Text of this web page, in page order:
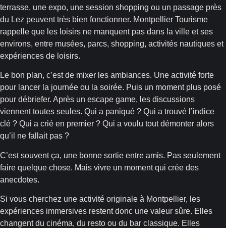
terrasse, une expo, une session shopping ou un passage près
du Lez peuvent très bien fonctionner. Montpellier Tourisme
rappelle que les loisirs ne manquent pas dans la ville et ses
environs, entre musées, parcs, shopping, activités nautiques et
expériences de loisirs.
Le bon plan, c’est de mixer les ambiances. Une activité forte
pour lancer la journée ou la soirée. Puis un moment plus posé
pour débriefer. Après un escape game, les discussions
viennent toutes seules. Qui a paniqué ? Qui a trouvé l’indice
clé ? Qui a crié en premier ? Qui a voulu tout démonter alors
qu’il ne fallait pas ?
C’est souvent ça, une bonne sortie entre amis. Pas seulement
faire quelque chose. Mais vivre un moment qui crée des
anecdotes.
Si vous cherchez une activité originale à Montpellier, les
expériences immersives restent donc une valeur sûre. Elles
changent du cinéma, du resto ou du bar classique. Elles